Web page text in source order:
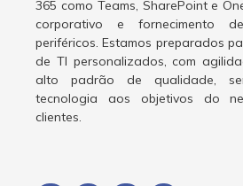
365 como Teams, SharePoint e
corporativo e fornecimento
periféricos. Estamos preparados
de TI personalizados, com
alto padrão de qualidade,
tecnologia aos objetivos do
clientes.